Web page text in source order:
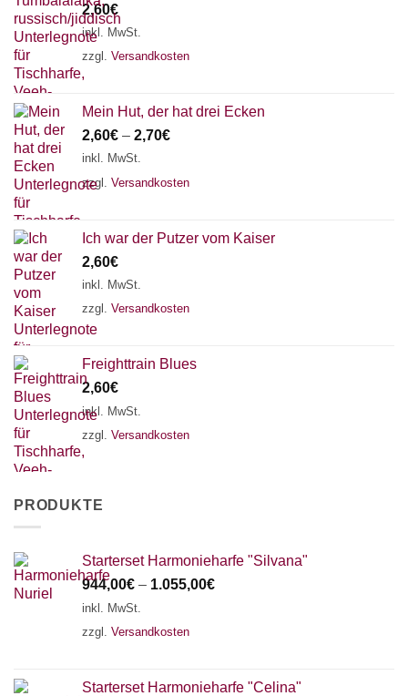
2,60€
inkl. MwSt.
zzgl. Versandkosten
Mein Hut, der hat drei Ecken
2,60€ – 2,70€
inkl. MwSt.
zzgl. Versandkosten
Ich war der Putzer vom Kaiser
2,60€
inkl. MwSt.
zzgl. Versandkosten
Freighttrain Blues
2,60€
inkl. MwSt.
zzgl. Versandkosten
PRODUKTE
Starterset Harmonieharfe "Silvana"
944,00€ – 1.055,00€
inkl. MwSt.
zzgl. Versandkosten
Starterset Harmonieharfe "Celina"